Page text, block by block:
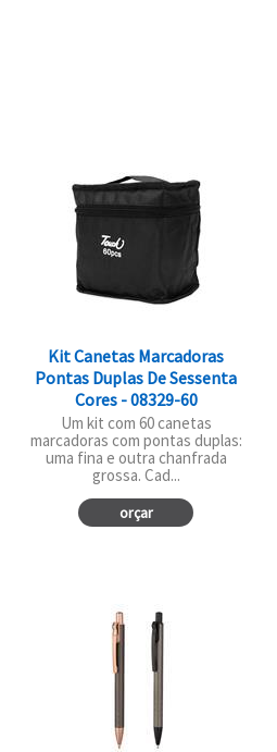
Kit Canetas Marcadoras
Pontas Duplas De Sessenta
Cores - 08329-60
Um kit com 60 canetas
marcadoras com pontas duplas:
uma fina e outra chanfrada
grossa. Cad...
orçar